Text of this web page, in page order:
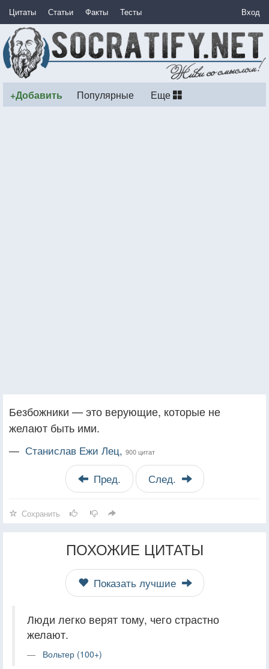
Цитаты Статьи Факты Тесты Вход
+Добавить Популярные Еще
Безбожники — это верующие, которые не
желают быть ими.
— Станислав Ежи Лец, 900 цитат
Пред. След.
Сохранить
ПОХОЖИЕ ЦИТАТЫ
Показать лучшие
Люди легко верят тому, чего страстно
желают.
Вольтер (100+)